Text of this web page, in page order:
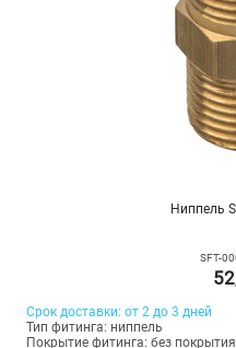
Ниппель
SFT-
Срок доставки: от 2 до 3 дней
Тип фитинга: ниппель
Покрытие фитинга: без покрытия